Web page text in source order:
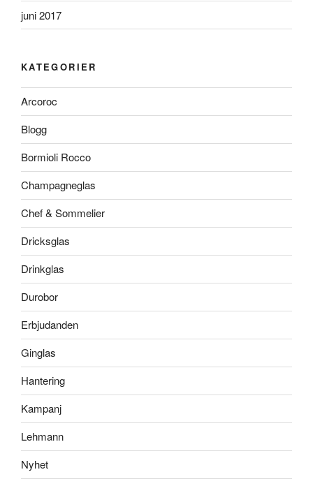
juni 2017
KATEGORIER
Arcoroc
Blogg
Bormioli Rocco
Champagneglas
Chef & Sommelier
Dricksglas
Drinkglas
Durobor
Erbjudanden
Ginglas
Hantering
Kampanj
Lehmann
Nyhet